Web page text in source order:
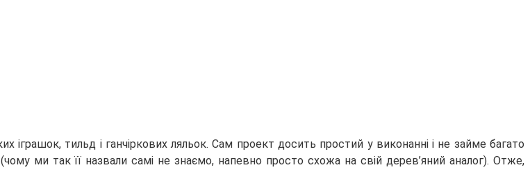
іграшок, тильд і ганчіркових ляльок. Сам проект досить простий у виконанні і не займе багато
(чому ми так її назвали самі незнаємо, напевно просто схожа на свій дерев’яний аналог). Отже,